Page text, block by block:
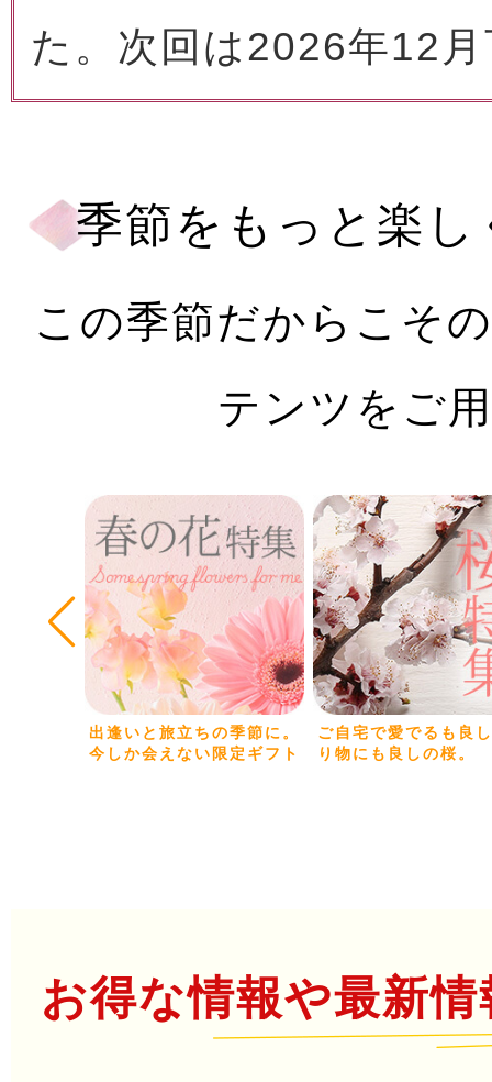
た。次回は2026年12
季節をもっと楽
この季節だからこそ
テンツをご
出逢いと旅立ちの季節に。
今しか会えない限定ギフト
ご自宅で愛でるも良
り物にも良しの桜。
お得な情報や最新